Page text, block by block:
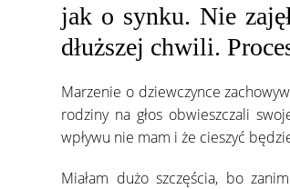
jak o synku. Nie
dłuższej chwili.
Marzenie o dziewczynce
rodziny na głos obwieszczali
wpływu nie mam i że cieszyć
Miałam dużo szczęścia, bo